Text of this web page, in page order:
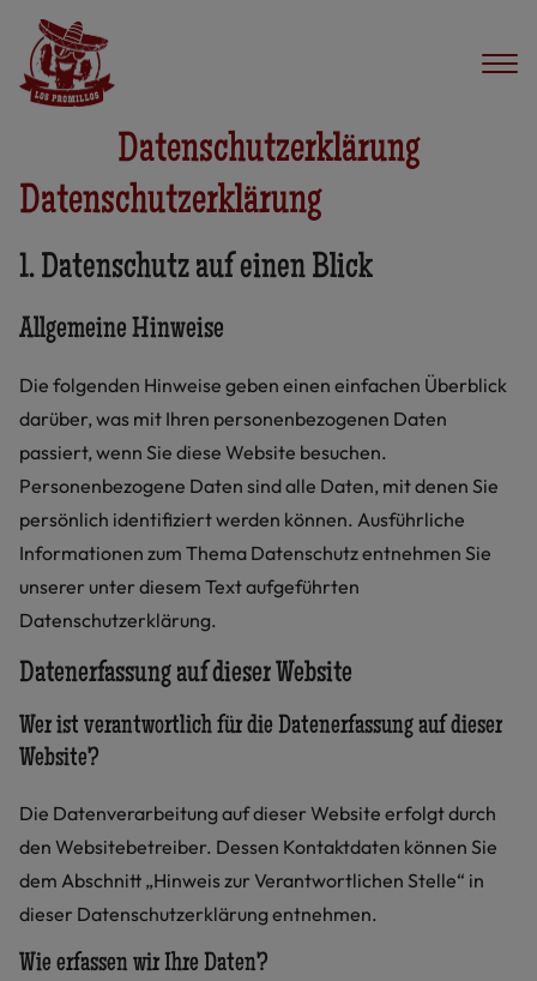
Datenschutzerklärung
Datenschutz­erklärung
1. Datenschutz auf einen Blick
Allgemeine Hinweise
Die folgenden Hinweise geben einen einfachen Überblick
darüber, was mit Ihren personenbezogenen Daten
passiert, wenn Sie diese Website besuchen.
Personenbezogene Daten sind alle Daten, mit denen Sie
persönlich identifiziert werden können. Ausführliche
Informationen zum Thema Datenschutz entnehmen Sie
unserer unter diesem Text aufgeführten
Datenschutzerklärung.
Datenerfassung auf dieser Website
Wer ist verantwortlich für die Datenerfassung auf dieser
Website?
Die Datenverarbeitung auf dieser Website erfolgt durch
den Websitebetreiber. Dessen Kontaktdaten können Sie
dem Abschnitt „Hinweis zur Verantwortlichen Stelle“ in
dieser Datenschutzerklärung entnehmen.
Wie erfassen wir Ihre Daten?